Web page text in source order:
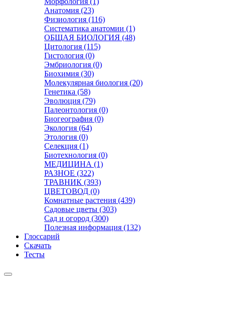
Анатомия (23)
Физиология (116)
Систематика анатомии (1)
ОБЩАЯ БИОЛОГИЯ (48)
Цитология (115)
Гистология (0)
Эмбриология (0)
Биохимия (30)
Молекулярная биология (20)
Генетика (58)
Эволюция (79)
Палеонтология (0)
Биогеография (0)
Экология (64)
Этология (0)
Селекция (1)
Биотехнология (0)
МЕДИЦИНА (1)
РАЗНОЕ (322)
ТРАВНИК (393)
ЦВЕТОВОД (0)
Комнатные растения (439)
Садовые цветы (303)
Сад и огород (300)
Полезная информация (132)
Глоссарий
Скачать
Тесты